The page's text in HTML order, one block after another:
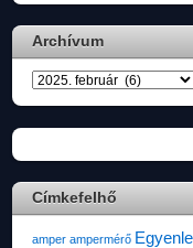
Archívum
Archívum
Címkefelhő
amper ampermérő